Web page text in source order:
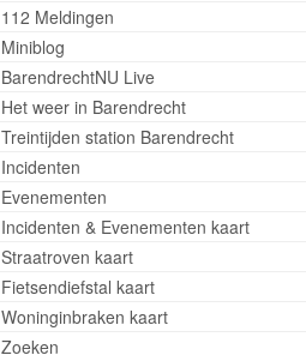
112 Meldingen
Miniblog
BarendrechtNU Live
Het weer in Barendrecht
Treintijden station Barendrecht
Incidenten
Evenementen
Incidenten & Evenementen kaart
Straatroven kaart
Fietsendiefstal kaart
Woninginbraken kaart
Zoeken